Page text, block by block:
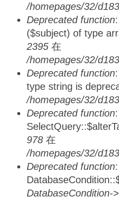
/homepages/32/
Deprecated function
($subject) of type
2395 在
/homepages/32/
Deprecated function
type string is
/homepages/32/
Deprecated function
978 在
/homepages/32/
Deprecated function
DatabaseCondition-